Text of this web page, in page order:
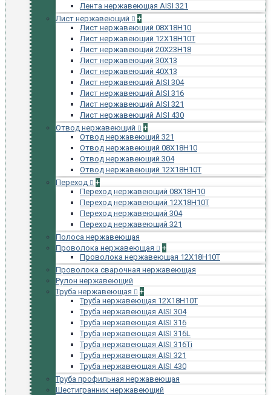
Лента нержавеющая AISI 321
Лист нержавеющий
+
Лист нержавеющий 08Х18Н10
Лист нержавеющий 12Х18Н10Т
Лист нержавеющий 20Х23Н18
Лист нержавеющий 30Х13
Лист нержавеющий 40Х13
Лист нержавеющий AISI 304
Лист нержавеющий AISI 316
Лист нержавеющий AISI 321
Лист нержавеющий AISI 430
Отвод нержавеющий
+
Отвод нержавеющий 321
Отвод нержавеющий 08Х18Н10
Отвод нержавеющий 304
Отвод нержавеющий 12Х18Н10Т
Переход
+
Переход нержавеющий 08Х18Н10
Переход нержавеющий 12Х18Н10Т
Переход нержавеющий 304
Переход нержавеющий 321
Полоса нержавеющая
Проволока нержавеющая
+
Проволока нержавеющая 12Х18Н10Т
Проволока сварочная нержавеющая
Рулон нержавеющий
Труба нержавеющая
+
Труба нержавеющая 12Х18Н10Т
Труба нержавеющая AISI 304
Труба нержавеющая AISI 316
Труба нержавеющая AISI 316L
Труба нержавеющая AISI 316Ti
Труба нержавеющая AISI 321
Труба нержавеющая AISI 430
Труба профильная нержавеющая
Шестигранник нержавеющий